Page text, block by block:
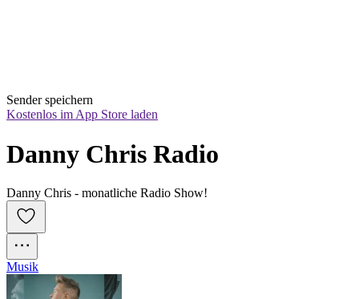
Sender speichern
Kostenlos im App Store laden
Danny Chris Radio
Danny Chris - monatliche Radio Show!
Musik